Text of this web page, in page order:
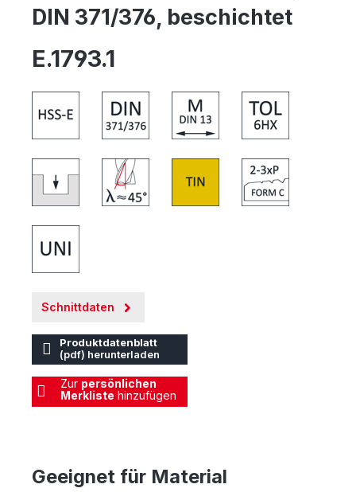
DIN 371/376, beschichtet
E.1793.1
Schnittdaten
Produktdatenblatt
(pdf) herunterladen
Zur persönlichen
Merkliste hinzufügen
Geeignet für Material